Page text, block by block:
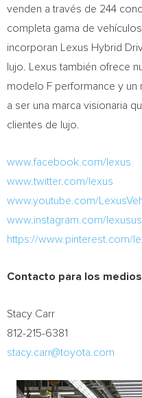
venden a través de 244
completa gama de
incorporan Lexus Hybrid
lujo. Lexus también ofrece
modelo F performance y
a ser una marca visionaria
clientes de lujo.
www.facebook.com/lexus
www.twitter.com/lexus
www.youtube.com/
www.instagram.com/
https://www.pinterest.com/
Contacto para los
Stacy Carr
812-215-6381
stacy.carr@toyota.com